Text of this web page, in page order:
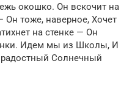
окошко. Он вскочит на
Он тоже, наверное, Хочет
на стенке — Он
Идем мы из Школы, И
радостный Солнечный